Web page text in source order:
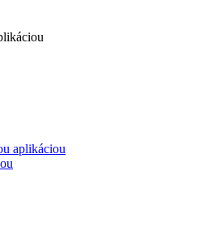
aplikáciou